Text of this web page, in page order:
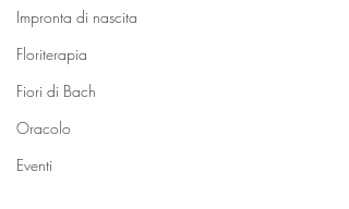
Impronta di nascita
Floriterapia
Fiori di Bach
Oracolo
Eventi